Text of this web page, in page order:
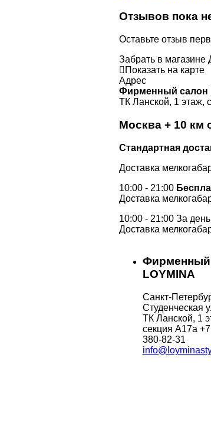
Отзывов пока
Оставьте отзыв
Забрать в магазине
Показать на карте
Адрес
Фирменный салон
ТК Ланской, 1 этаж,
Москва + 10 км
Стандартная
Доставка
10:00 - 21:00
Доставка
10:00 - 21:00 За
Доставка
Фирменный
LOYMINA
Санкт-
Студенческая
ТК Ланской, 1
секция А17а
380-82-31